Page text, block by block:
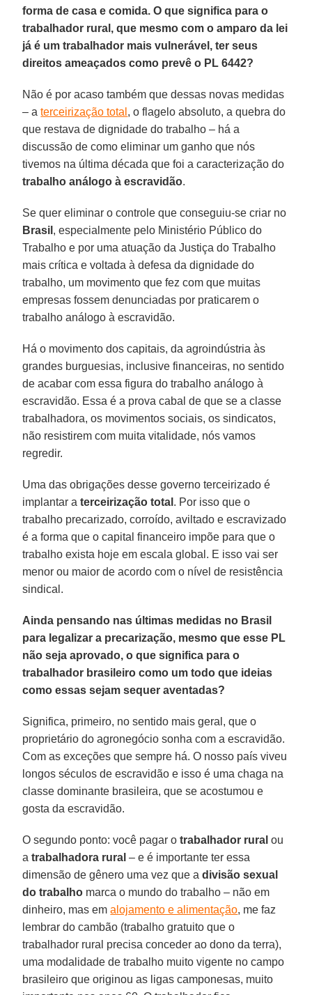
forma de casa e comida. O que significa para o
trabalhador rural, que mesmo com o amparo da lei
já é um trabalhador mais vulnerável, ter seus
direitos ameaçados como prevê o PL 6442?
Não é por acaso também que dessas novas medidas
– aterceirização total , o flagelo absoluto, a quebra do
que restava de dignidade do trabalho – há a
discussão de como eliminar um ganho que nós
tivemos na última década que foi a caracterização do
trabalho análogo à escravidão.
Se quer eliminar o controle que conseguiu-se criar no
Brasil , especialmente pelo Ministério Público do
Trabalho e por uma atuação da Justiça do Trabalho
mais crítica e voltada à defesa da dignidade do
trabalho, um movimento que fez com que muitas
empresas fossem denunciadas por praticarem o
trabalho análogo à escravidão.
Há o movimento dos capitais, da agroindústria às
grandes burguesias, inclusive financeiras, no sentido
de acabar com essa figura do trabalho análogo à
escravidão. Essa é a prova cabal de que se a classe
trabalhadora, os movimentos sociais, os sindicatos,
não resistirem com muita vitalidade, nós vamos
regredir.
Uma das obrigações desse governo terceirizado é
implantar aterceirização total . Por isso que o
trabalho precarizado, corroído, aviltado e escravizado
é a forma que o capital financeiro impõe para que o
trabalho exista hoje em escala global. E isso vai ser
menor ou maior de acordo com o nível de resistência
sindical.
Ainda pensando nas últimas medidas no Brasil
para legalizar a precarização, mesmo que esse PL
não seja aprovado, o que significa para o
trabalhador brasileiro como um todo que ideias
como essas sejam sequer aventadas?
Significa, primeiro, no sentido mais geral, que o
proprietário do agronegócio sonha com a escravidão.
Com as exceções que sempre há. O nosso país viveu
longos séculos de escravidão e isso é uma chaga na
classe dominante brasileira, que se acostumou e
gosta da escravidão.
O segundo ponto: você pagar otrabalhador rural ou
atrabalhadora rural – e é importante ter essa
dimensão de gênero uma vez que adivisão sexual
do trabalho marca o mundo do trabalho – não em
dinheiro, mas emalojamento e alimentação, me faz
lembrar do cambão (trabalho gratuito que o
trabalhador rural precisa conceder ao dono da terra),
uma modalidade de trabalho muito vigente no campo
brasileiro que originou as ligas camponesas, muito